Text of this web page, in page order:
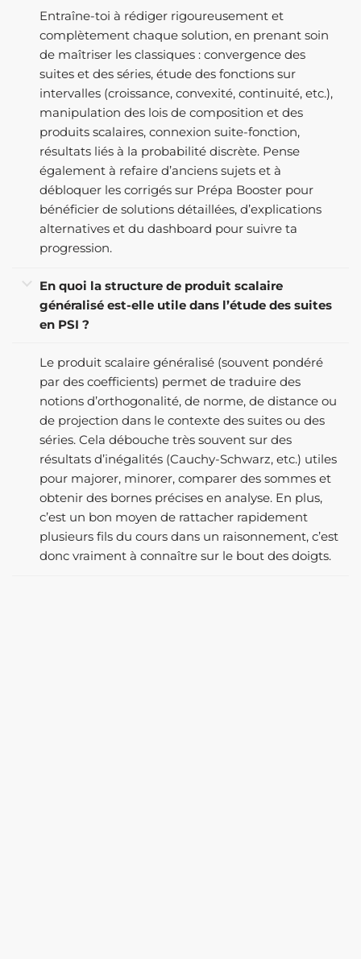
Entraîne-toi à rédiger rigoureusement et
complètement chaque solution, en prenant soin
de maîtriser les classiques : convergence des
suites et des séries, étude des fonctions sur
intervalles (croissance, convexité, continuité, etc.),
manipulation des lois de composition et des
produits scalaires, connexion suite-fonction,
résultats liés à la probabilité discrète. Pense
également à refaire d’anciens sujets et à
débloquer les corrigés sur Prépa Booster pour
bénéficier de solutions détaillées, d’explications
alternatives et du dashboard pour suivre ta
progression.
En quoi la structure de produit scalaire
généralisé est-elle utile dans l’étude des suites
en PSI ?
Le produit scalaire généralisé (souvent pondéré
par des coefficients) permet de traduire des
notions d’orthogonalité, de norme, de distance ou
de projection dans le contexte des suites ou des
séries. Cela débouche très souvent sur des
résultats d’inégalités (Cauchy-Schwarz, etc.) utiles
pour majorer, minorer, comparer des sommes et
obtenir des bornes précises en analyse. En plus,
c’est un bon moyen de rattacher rapidement
plusieurs fils du cours dans un raisonnement, c’est
donc vraiment à connaître sur le bout des doigts.